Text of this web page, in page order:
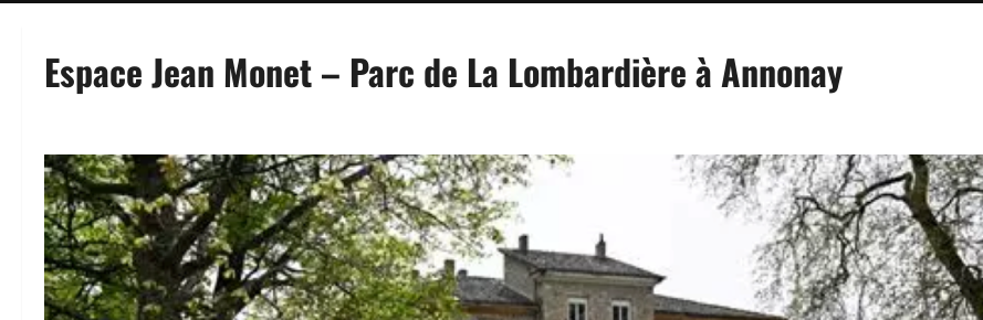
Espace Jean Monet – Parc de La Lombardière à Annonay